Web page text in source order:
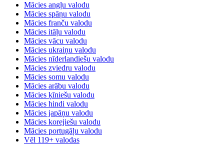
Mācies angļu valodu
Mācies spāņu valodu
Mācies franču valodu
Mācies itāļu valodu
Mācies vācu valodu
Mācies ukraiņu valodu
Mācies nīderlandiešu valodu
Mācies zviedru valodu
Mācies somu valodu
Mācies arābu valodu
Mācies ķīniešu valodu
Mācies hindi valodu
Mācies japāņu valodu
Mācies korejiešu valodu
Mācies portugāļu valodu
Vēl 119+ valodas